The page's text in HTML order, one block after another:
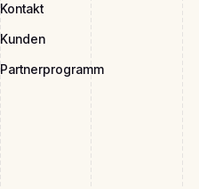
Kontakt
Kunden
Partnerprogramm